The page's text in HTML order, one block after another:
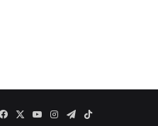
Facebook
X YouTubeInstagram
Telegram
TikTok